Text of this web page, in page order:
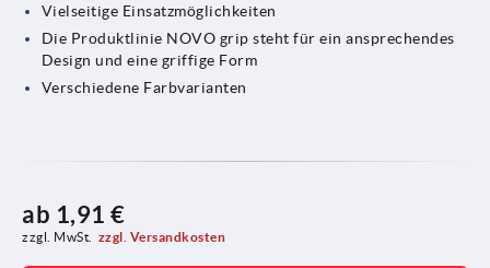
Vielseitige Einsatzmöglichkeiten
Die Produktlinie NOVO grip steht für ein ansprechendes
Design und eine griffige Form
Verschiedene Farbvarianten
ab 1,91 €
zzgl. MwSt. zzgl. Versandkosten